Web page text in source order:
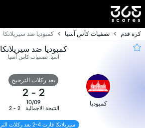
كرة قدم تصفيات كأس آسيا كمبوديا ضد سيريلانكا
كمبوديا ضد سيريلانكا
آسيا, تصفيات كأس آسيا
كمبوديا
بعد ركلات الترجيح
2
-
2
10/09
النتيجة الاجمالية
2 - 2
سيريلانكا فازت 4-2 بعد ركلات الترجيح